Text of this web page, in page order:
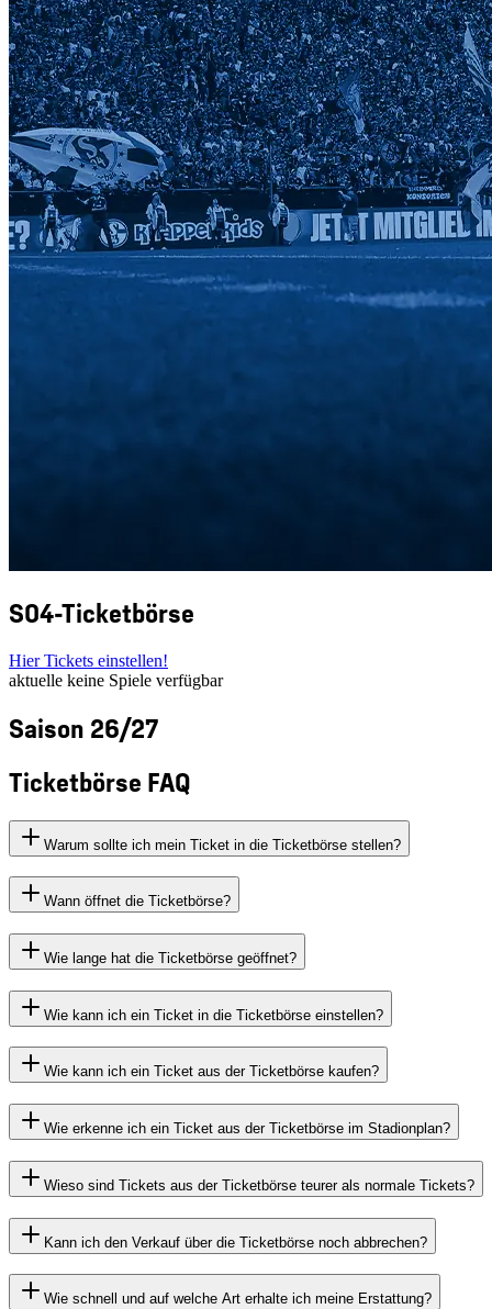
S04-Ticketbörse
Hier Tickets einstellen!
aktuelle keine Spiele verfügbar
Saison 26/27
Ticketbörse FAQ
Warum sollte ich mein Ticket in die Ticketbörse stellen?
Wann öffnet die Ticketbörse?
Wie lange hat die Ticketbörse geöffnet?
Wie kann ich ein Ticket in die Ticketbörse einstellen?
Wie kann ich ein Ticket aus der Ticketbörse kaufen?
Wie erkenne ich ein Ticket aus der Ticketbörse im Stadionplan?
Wieso sind Tickets aus der Ticketbörse teurer als normale Tickets?
Kann ich den Verkauf über die Ticketbörse noch abbrechen?
Wie schnell und auf welche Art erhalte ich meine Erstattung?